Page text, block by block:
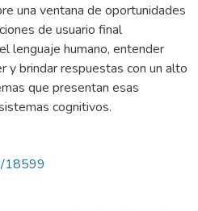
una ventana de oportunidades
de usuario final
lenguaje humano, entender
y brindar respuestas con un alto
que presentan esas
cognitivos.
18599